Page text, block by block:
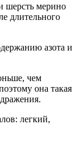
шерсть мерино
длительного
азота и
чем
она такая
легкий,